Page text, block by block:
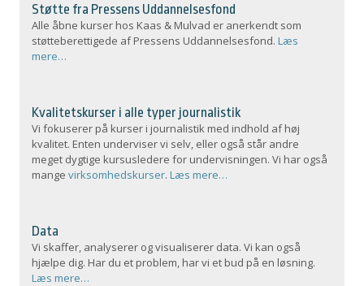
Støtte fra Pressens Uddannelsesfond
Alle åbne kurser hos Kaas & Mulvad er anerkendt som
støtteberettigede af Pressens Uddannelsesfond.Læs
mere…
Kvalitetskurser i alle typer journalistik
Vi fokuserer på kurser i journalistik med indhold af høj
kvalitet. Enten underviser vi selv, eller også står andre
meget dygtige kursusledere for undervisningen. Vi har også
mangevirksomhedskurser.Læs mere…
Data
Vi skaffer, analyserer og visualiserer data. Vi kan også
hjælpe dig. Har du et problem, har vi et bud på en løsning.
Læs mere…